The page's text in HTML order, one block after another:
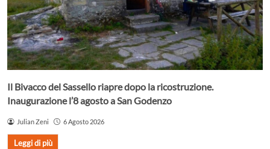
Il Bivacco del Sassello riapre dopo la ricostruzione.
Inaugurazione l’8 agosto a San Godenzo
Julian Zeni 6 Agosto 2026
Leggi di più